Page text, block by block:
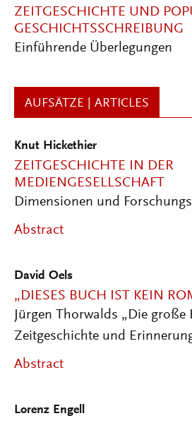
ZEITGESCHICHTE UND
GESCHICHTSSCHREIBUNG
Einführende Überlegungen
AUFSÄTZE | ARTICLES
Knut Hickethier
ZEITGESCHICHTE IN DER
MEDIENGESELLSCHAFT
Dimensionen und
Abstract
David Oels
„DIESES BUCH IST KEIN
Jürgen Thorwalds „Die große
Zeitgeschichte und
Abstract
Lorenz Engell